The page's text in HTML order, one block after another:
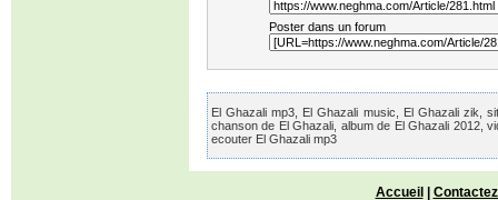
Poster dans un forum
El Ghazali mp3, El Ghazali music, El Ghazali zik,
chanson de El Ghazali, album de El Ghazali 2012,
ecouter El Ghazali mp3
Accueil|